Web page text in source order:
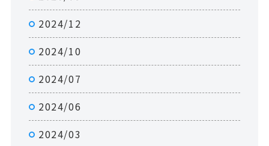
2024/12
2024/10
2024/07
2024/06
2024/03